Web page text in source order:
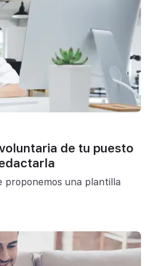
de tu puesto
proponemos una plantilla